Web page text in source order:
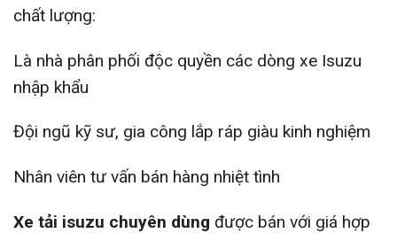
chất lượng:
Là nhà phân phối độc quyền các dòng xe Isuzu
nhập khẩu
Đội ngũ kỹ sư, gia công lắp ráp giàu kinh nghiệm
Nhân viên tư vấn bán hàng nhiệt tình
Xe tải isuzu chuyên dùng được bán với giá hợp